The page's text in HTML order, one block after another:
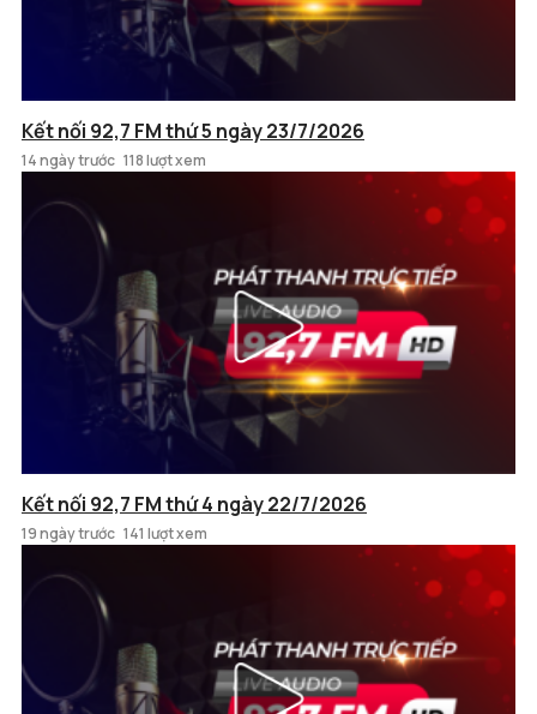
Kết nối 92,7 FM thứ 5 ngày 23/7/2026
14 ngày trước 118 lượt xem
Kết nối 92,7 FM thứ 4 ngày 22/7/2026
19 ngày trước 141 lượt xem